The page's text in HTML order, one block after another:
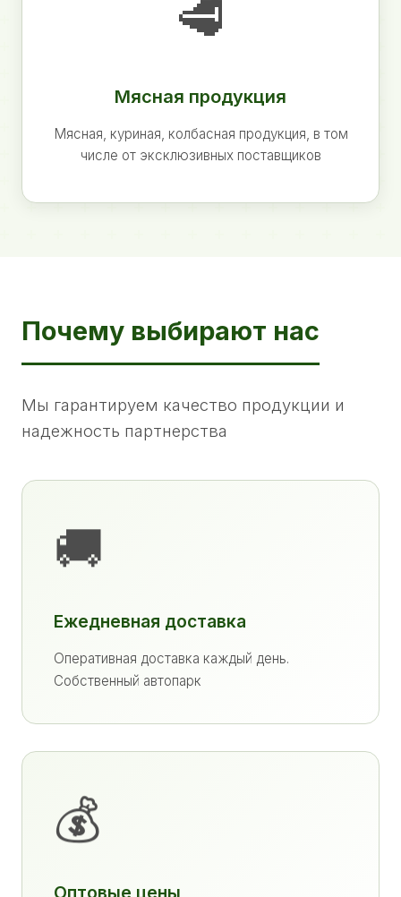
🥩
Мясная продукция
Мясная, куриная, колбасная продукция, в том
числе от эксклюзивных поставщиков
Почему выбирают нас
Мы гарантируем качество продукции и
надежность партнерства
🚚
Ежедневная доставка
Оперативная доставка каждый день.
Собственный автопарк
💰
Оптовые цены